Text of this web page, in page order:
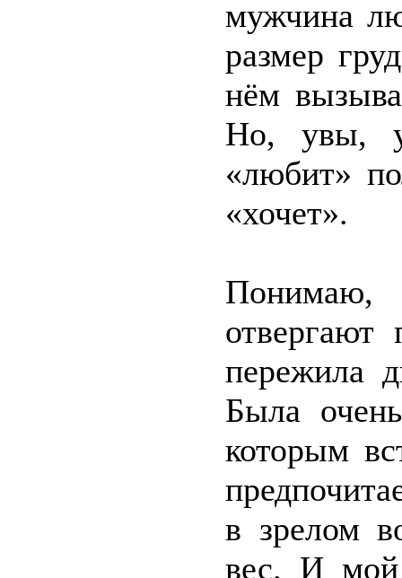
мужчина
размер
нём
Но, увы,
«любит»
«хочет».
Понимаю,
пережила
Была
которым
в зрелом
вес. И